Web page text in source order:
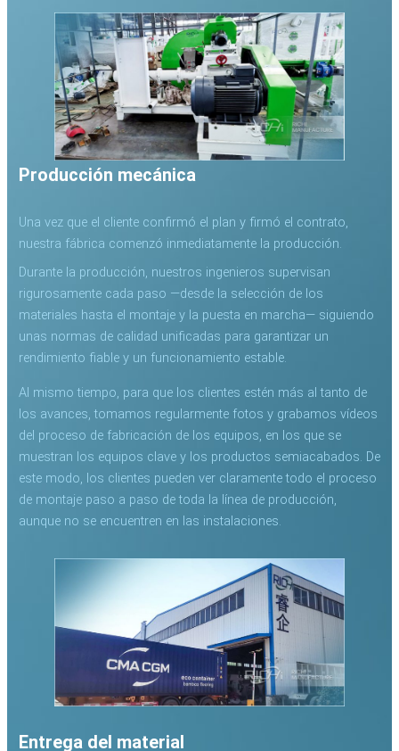
Producción mecánica
Una vez que el cliente confirmó el plan y firmó el contrato,
nuestra fábrica comenzó inmediatamente la producción.
Durante la producción, nuestros ingenieros supervisan
rigurosamente cada paso —desde la selección de los
materiales hasta el montaje y la puesta en marcha— siguiendo
unas normas de calidad unificadas para garantizar un
rendimiento fiable y un funcionamiento estable.
Al mismo tiempo, para que los clientes estén más al tanto de
los avances, tomamos regularmente fotos y grabamos vídeos
del proceso de fabricación de los equipos, en los que se
muestran los equipos clave y los productos semiacabados. De
este modo, los clientes pueden ver claramente todo el proceso
de montaje paso a paso de toda la línea de producción,
aunque no se encuentren en las instalaciones.
Entrega del material